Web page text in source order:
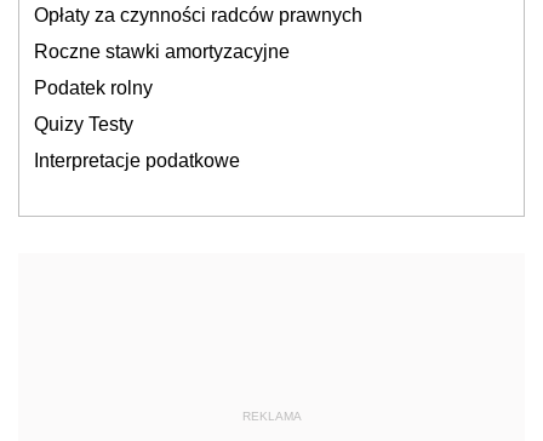
Opłaty za czynności radców prawnych
Roczne stawki amortyzacyjne
Podatek rolny
Quizy Testy
Interpretacje podatkowe
REKLAMA